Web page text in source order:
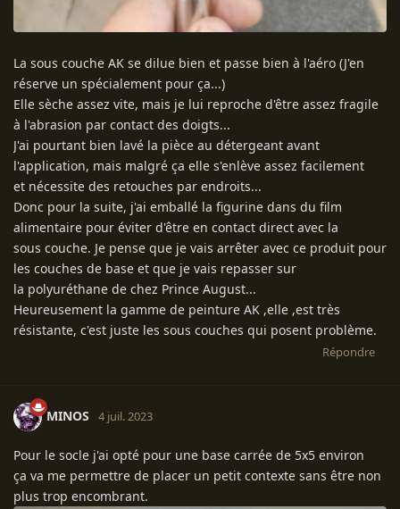
La sous couche AK se dilue bien et passe bien à l'aéro (J'en
réserve un spécialement pour ça...)
Elle sèche assez vite, mais je lui reproche d'être assez fragile
à l'abrasion par contact des doigts...
J'ai pourtant bien lavé la pièce au détergeant avant
l'application, mais malgré ça elle s'enlève assez facilement
et nécessite des retouches par endroits...
Donc pour la suite, j'ai emballé la figurine dans du film
alimentaire pour éviter d'être en contact direct avec la
sous couche. Je pense que je vais arrêter avec ce produit pour
les couches de base et que je vais repasser sur
la polyuréthane de chez Prince August...
Heureusement la gamme de peinture AK ,elle ,est très
résistante, c'est juste les sous couches qui posent problème.
Répondre
MINOS 4 juil. 2023
Pour le socle j'ai opté pour une base carrée de 5x5 environ
ça va me permettre de placer un petit contexte sans être non
plus trop encombrant.